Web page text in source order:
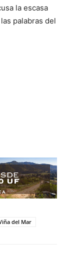
la escasa
palabras del
del Mar